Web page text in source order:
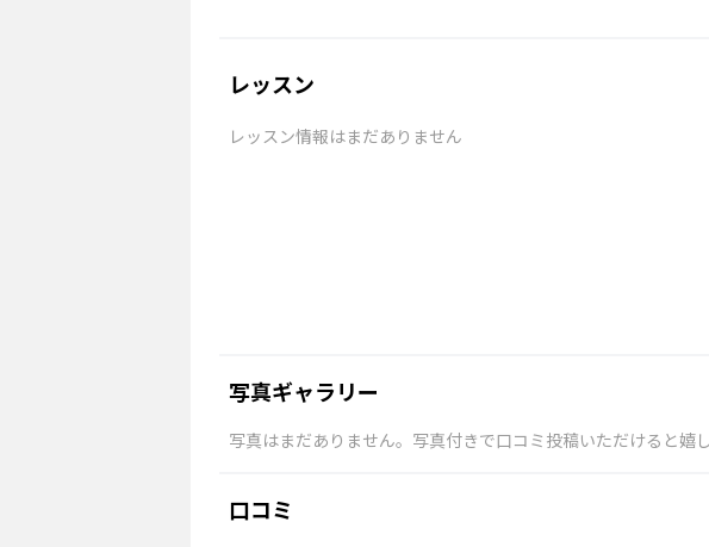
レッスン
レッスン情報はまだありません
写真ギャラリー
写真はまだありません。写真付きで口コミ投稿いただけると嬉
口コミ